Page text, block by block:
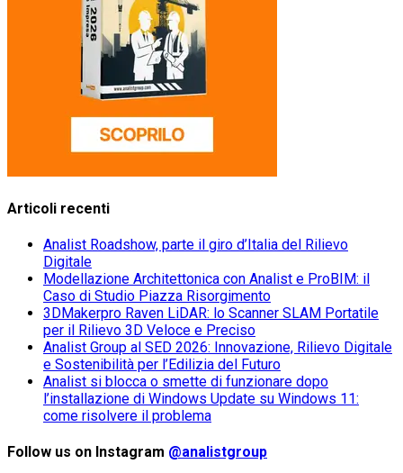
Articoli recenti
Analist Roadshow, parte il giro d’Italia del Rilievo
Digitale
Modellazione Architettonica con Analist e ProBIM: il
Caso di Studio Piazza Risorgimento
3DMakerpro Raven LiDAR: lo Scanner SLAM Portatile
per il Rilievo 3D Veloce e Preciso
Analist Group al SED 2026: Innovazione, Rilievo Digitale
e Sostenibilità per l’Edilizia del Futuro
Analist si blocca o smette di funzionare dopo
l’installazione di Windows Update su Windows 11:
come risolvere il problema
Follow us on Instagram @analistgroup